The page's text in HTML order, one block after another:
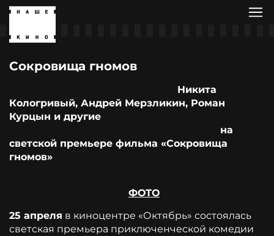
Сокровища гномов
Никита
Кологривый, Андрей Мерзликин, Роман
Курцын и другие
на
светской премьере фильма «Сокровища
гномов»
ФОТО
25 апреля в киноцентре «Октябрь» состоялась
светская премьера приключенческой комедии